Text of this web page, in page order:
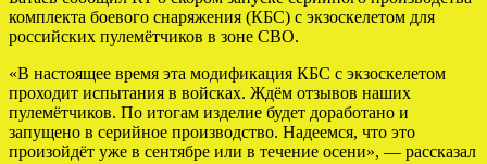
комплекта боевого снаряжения (КБС) с экзоскелетом для
российских пулемётчиков в зоне СВО.
«В настоящее время эта модификация КБС с экзоскелетом
проходит испытания в войсках. Ждём отзывов наших
пулемётчиков. По итогам изделие будет доработано и
запущено в серийное производство. Надеемся, что это
произойдёт уже в сентябре или в течение осени», — рассказал